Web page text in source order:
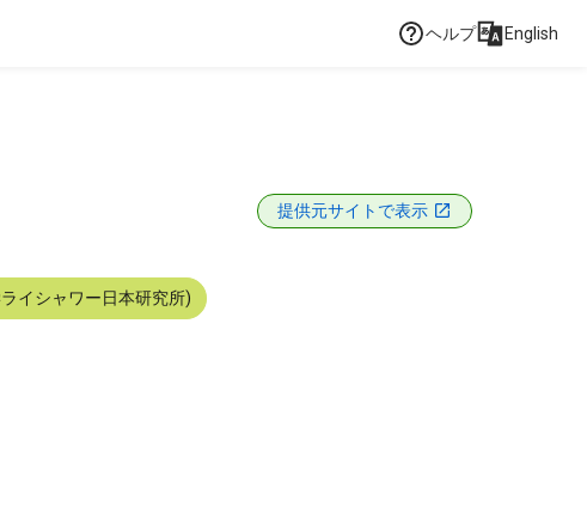
ヘルプ English
提供元サイトで表示
イシャワー日本研究所)